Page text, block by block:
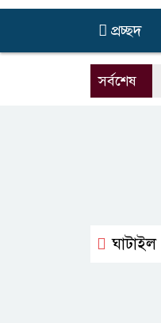
প্রচ্ছদ
সর্বশেষ
ঘাটাইল